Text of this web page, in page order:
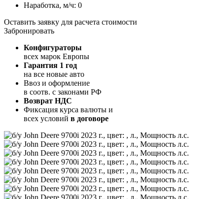
Наработка, м/ч: 0
Оставить заявку для расчета стоимости
Забронировать
Конфигураторы
всех марок Европы
Гарантия 1 год
на все новые авто
Ввоз и оформление
в соотв. с законами РФ
Возврат НДС
Фиксация курса валюты и
всех условий в договоре